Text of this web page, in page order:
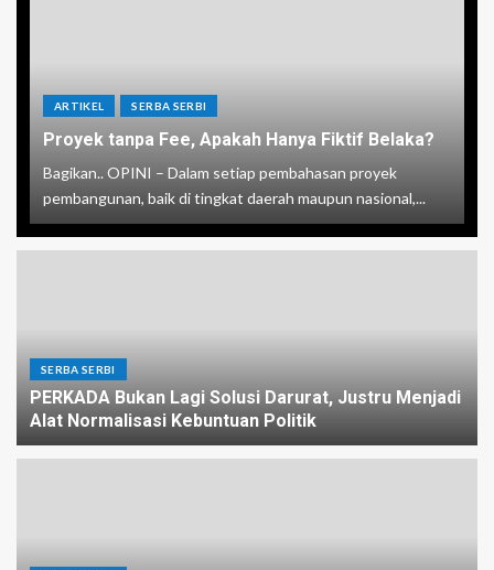
ARTIKEL SERBA SERBI
Proyek tanpa Fee, Apakah Hanya Fiktif Belaka?
Bagikan.. OPINI – Dalam setiap pembahasan proyek
pembangunan, baik di tingkat daerah maupun nasional,...
SERBA SERBI
PERKADA Bukan Lagi Solusi Darurat, Justru Menjadi
Alat Normalisasi Kebuntuan Politik